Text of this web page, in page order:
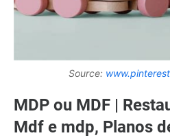
Source:
MDP ou MDF |
Mdf e mdp, Planos